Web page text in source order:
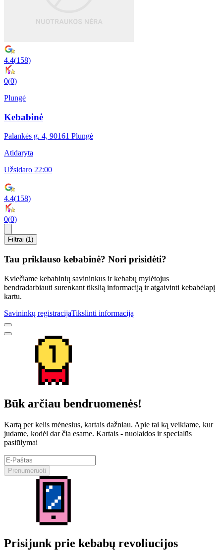
4.4(158)
0(0)
Plungė
Kebabinė
Palankės g. 4, 90161 Plungė
Atidaryta
Užsidaro 22:00
4.4(158)
0(0)
Filtrai (1)
Tau priklauso kebabinė? Nori prisidėti?
Kviečiame kebabinių savininkus ir kebabų mylėtojus
bendradarbiauti surenkant tikslią informaciją ir atgaivinti kebabėlapį
kartu.
Savininkų registracijaTikslinti informaciją
Būk arčiau bendruomenės!
Kartą per kelis mėnesius, kartais dažniau. Apie tai ką veikiame, kur
judame, kodėl dar čia esame. Kartais - nuolaidos ir specialūs
pasiūlymai
Prenumeruoti
Prisijunk prie kebabų revoliucijos